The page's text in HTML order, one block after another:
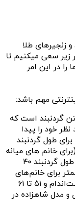
زنجیرهای طلا
سعی میکنیم تا
را در این امر
مهم باشد:
گردنبند است که
خود را پیدا
معمول برای طول گردنبند
خانم های میانه
طول گردنبند ۴۰
ریزاندام، ۴۶ سانتیمتر برای خانم‌های
میانه‌اندام، ۵۱ سانتیمتر برای خانم‌های درشت‌اندام و ۵۱ تا ۶۱
و مدل شاهزاده در